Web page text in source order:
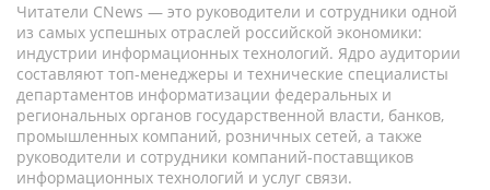
Читатели CNews — это руководители и сотрудники одной
из самых успешных отраслей российской экономики:
индустрии информационных технологий. Ядро аудитории
составляют топ-менеджеры и технические специалисты
департаментов информатизации федеральных и
региональных органов государственной власти, банков,
промышленных компаний, розничных сетей, а также
руководители и сотрудники компаний-поставщиков
информационных технологий и услуг связи.